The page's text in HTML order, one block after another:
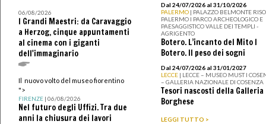
06/08/2026
I Grandi Maestri: da Caravaggio
a Herzog, cinque appuntamenti
al cinema con i giganti
dell'immaginario
Il nuovo volto del museo fiorentino
">
FIRENZE | 06/08/2026
Nel futuro degli Uffizi. Tra due
anni la chiusura dei lavori
Dal 24/07/2026 al 31/10/2026
PALERMO | PALAZZO BELMONTE
PALERMO I PARCO ARCHEOLOGICO E
PAESAGGISTICO VALLE DEI TEMPLI -
AGRIGENTO
Botero. L’incanto del Mito I
Botero. Il peso dei sogni
Dal 24/07/2026 al 31/01/2027
LECCE | LECCE – MUSEO MUST I
– GALLERIA NAZIONALE DI COSENZA
Tesori nascosti della Galleria
Borghese
LEGGI TUTTO >